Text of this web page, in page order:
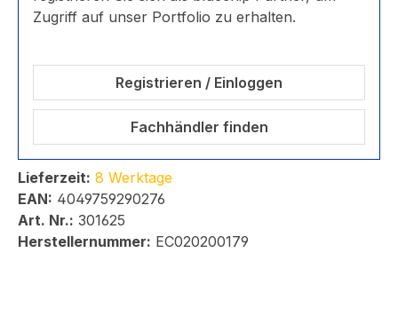
Zugriff auf unser Portfolio zu erhalten.
Registrieren / Einloggen
Fachhändler finden
Lieferzeit: 8 Werktage
EAN: 4049759290276
Art. Nr.: 301625
Herstellernummer: EC020200179